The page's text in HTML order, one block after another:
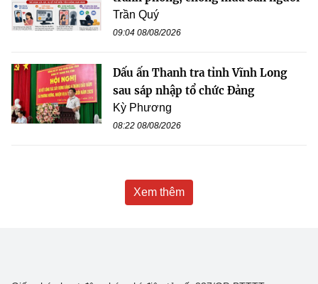
Trần Quý
09:04 08/08/2026
Dấu ấn Thanh tra tỉnh Vĩnh Long
sau sáp nhập tổ chức Đảng
Kỳ Phương
08:22 08/08/2026
Xem thêm